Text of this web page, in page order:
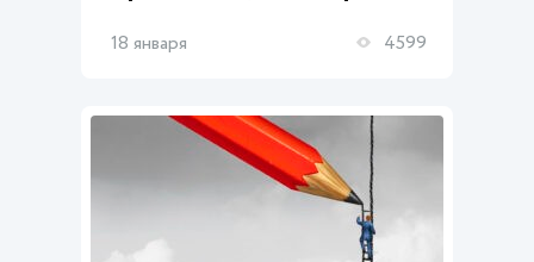
мы сталкивались, и
способы их решения
18 января 4599